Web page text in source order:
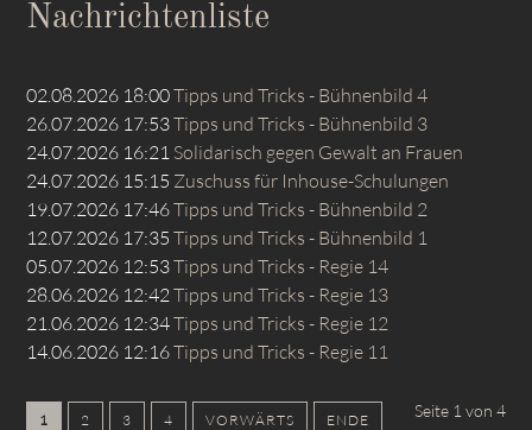
Nachrichtenliste
02.08.2026 18:00Tipps und Tricks - Bühnenbild 4
26.07.2026 17:53Tipps und Tricks - Bühnenbild 3
24.07.2026 16:21 Solidarisch gegen Gewalt an Frauen
24.07.2026 15:15 Zuschuss für Inhouse-Schulungen
19.07.2026 17:46Tipps und Tricks - Bühnenbild 2
12.07.2026 17:35 Tipps und Tricks - Bühnenbild 1
05.07.2026 12:53Tipps und Tricks - Regie 14
28.06.2026 12:42 Tipps und Tricks - Regie 13
21.06.2026 12:34Tipps und Tricks - Regie 12
14.06.2026 12:16Tipps und Tricks - Regie 11
Seite 1 von 4
1 2 3 4 VORWÄRTS ENDE